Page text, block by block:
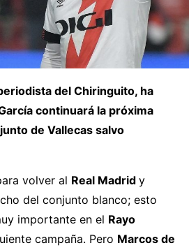
del Chiringuito, ha
continuará la próxima
de Vallecas salvo
volver al Real Madrid y
del conjunto blanco; esto
importante en el Rayo
campaña. Pero Marcos de